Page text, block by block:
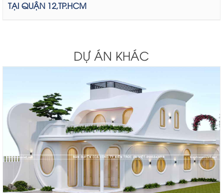
TẠI QUẬN 12,TP.HCM
DỰ ÁN KHÁC